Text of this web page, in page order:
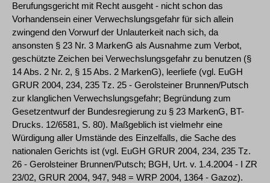
Berufungsgericht mit Recht ausgeht - nicht schon das
Vorhandensein einer Verwechslungsgefahr für sich allein
zwingend den Vorwurf der Unlauterkeit nach sich, da
ansonsten § 23 Nr. 3 MarkenG als Ausnahme zum Verbot,
geschützte Zeichen bei Verwechslungsgefahr zu benutzen (§
14 Abs. 2 Nr. 2, § 15 Abs. 2 MarkenG), leerliefe (vgl. EuGH
GRUR 2004, 234, 235 Tz. 25 - Gerolsteiner Brunnen/Putsch
zur klanglichen Verwechslungsgefahr; Begründung zum
Gesetzentwurf der Bundesregierung zu § 23 MarkenG, BT-
Drucks. 12/6581, S. 80). Maßgeblich ist vielmehr eine
Würdigung aller Umstände des Einzelfalls, die Sache des
nationalen Gerichts ist (vgl. EuGH GRUR 2004, 234, 235 Tz.
26 - Gerolsteiner Brunnen/Putsch; BGH, Urt. v. 1.4.2004 - I ZR
23/02, GRUR 2004, 947, 948 = WRP 2004, 1364 - Gazoz).